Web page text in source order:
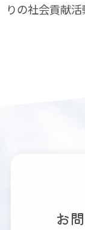
りの社会貢献
お